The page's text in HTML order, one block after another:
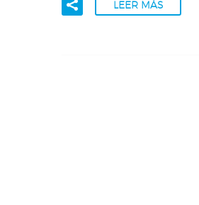
LEER MÁS